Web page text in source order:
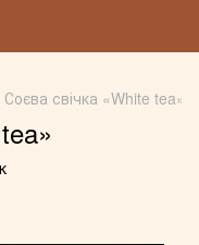
Соєва свічка «White tea»